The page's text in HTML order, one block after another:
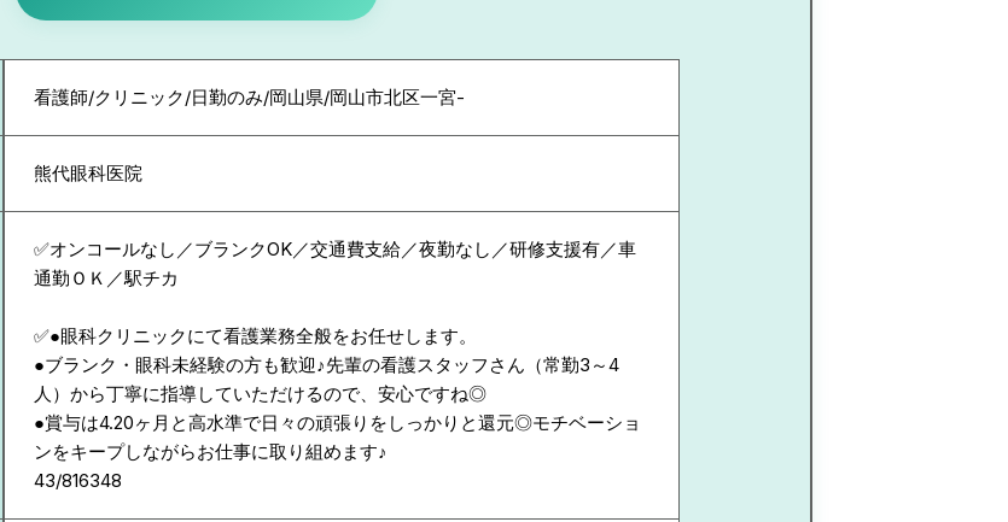
看護師/クリニック/日勤のみ/岡山県/岡山市北区一宮-
熊代眼科医院
✅オンコールなし／ブランクOK／交通費支給／夜勤なし／研修支援有／車
通勤ＯＫ／駅チカ
✅●眼科クリニックにて看護業務全般をお任せします。
●ブランク・眼科未経験の方も歓迎♪先輩の看護スタッフさん（常勤3～4
人）から丁寧に指導していただけるので、安心ですね◎
●賞与は4.20ヶ月と高水準で日々の頑張りをしっかりと還元◎モチベーショ
ンをキープしながらお仕事に取り組めます♪
43/816348